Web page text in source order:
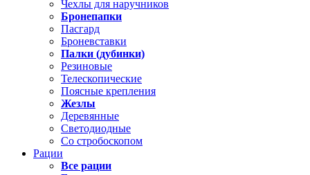
Чехлы для наручников
Бронепапки
Пасгард
Броневставки
Палки (дубинки)
Резиновые
Телескопические
Поясные крепления
Жезлы
Деревянные
Светодиодные
Со стробоскопом
Рации
Все рации